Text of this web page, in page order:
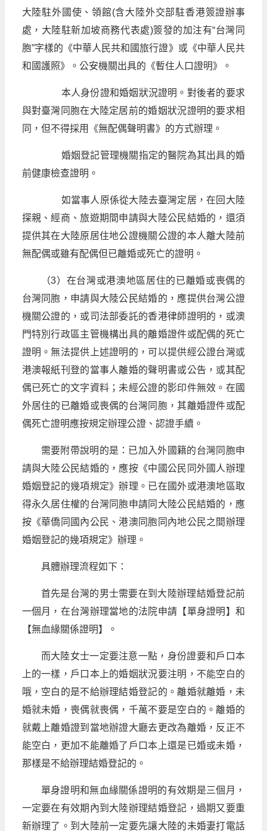
大陸駐外國使、領館(含大陸外交部駐香港簽證辦事
處，大陸駐新加坡商務代表處)簽發的加注有“台灣同
胞”字樣的《中華人民共和國旅行證》或《中華人民共
和國護照》。公安機關出具的《暫住人口證明》。
本人身份證和婚姻狀況證明。對後者的要求
與對臺灣同胞在大陸定居前的婚姻狀況證明的要求相
同，但不得採用《無配偶聲明書》的方式辦理。
婚姻登記管理機關指定的醫院為其出具的婚
前健康檢查證明。
如當事人原係從大陸去臺灣定居，在回大陸
探親、經商、旅遊期間申請與大陸公民結婚的，還須
提供其在大陸原居住地公證機關公證的本人離大陸前
無配偶或雖有配偶但已離婚或死亡的證明。
（3）在台灣或港澳地區居住的已離婚或喪偶的
台灣同胞，申請與大陸公民結婚的，應提供台灣公證
機關公證的，或司法部委託的香港律師證明的，或澳
門特別行政區主管機構出具的離婚證件或配偶的死亡
證明。無法提供上述證明的，可以提供經公證台灣或
港澳報紙刊登的當事人離婚的聲明書或公告，或其配
偶已死亡的文字資料；未經公證的影印件無效。在國
外居住的已離婚或喪偶的台灣同胞，其離婚證件或配
偶死亡證明應按規定辦理公證、認證手續。
需要附帶說明的是：已加入外國籍的台灣同胞申
請與大陸公民結婚的，應按《中國公民同外國人辦理
婚姻登記的幾項規定》辦理。已在國外或港澳地區取
得永久居住權的台灣同胞申請同大陸公民結婚的，應
按《華僑同國內公民、港澳同胞同內地公民之間辦理
婚姻登記的幾項規定》辦理。
具體辦理流程如下：
首先是台灣的男士需要在到大陸辦理結婚登記前
一個月，在台灣辦理當地的法院申請【單身證明】和
【無血緣關係證明】。
而大陸女士一定要注意一點，身份證要和戶口本
上的一樣，戶口本上的婚姻狀況要注明，不能空白的
哦，空白的是不給辦理結婚登記的。離婚就離婚，未
婚就未婚，喪偶就喪偶，千萬不要是空白的。離婚的
就戴上離婚證到當地辦證大廳去更改為離婚，反正不
能空白，更加不能離婚了戶口本上還是已婚或未婚，
那樣是不給辦理結婚登記的。
單身證明和無血緣關係證明的有效期是三個月，
一定要在有效期內到大陸辦理結婚登記，過期又要重
新辦理了。到大陸前一定要先讓大陸的未婚妻打電話